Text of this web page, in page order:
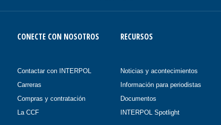
CONECTE CON NOSOTROS
Contactar con INTERPOL
Carreras
Compras y contratación
La CCF
RECURSOS
Noticias y acontecimientos
Información para periodistas
Documentos
INTERPOL Spotlight